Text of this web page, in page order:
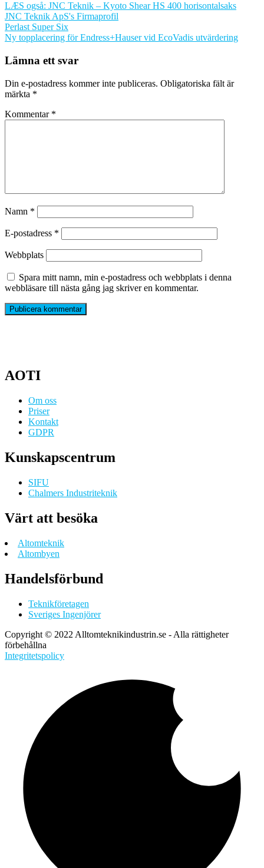
LÆS også: JNC Teknik – Kyoto Shear HS 400 horisontalsaks
JNC Teknik ApS's Firmaprofil
Inläggsnavigering
Perlast Super Six
Ny topplacering för Endress+Hauser vid EcoVadis utvärdering
Lämna ett svar
Din e-postadress kommer inte publiceras. Obligatoriska fält är
märkta *
Kommentar *
Namn *
E-postadress *
Webbplats
Spara mitt namn, min e-postadress och webbplats i denna
webbläsare till nästa gång jag skriver en kommentar.
AOTI
Om oss
Priser
Kontakt
GDPR
Kunskapscentrum
SIFU
Chalmers Industriteknik
Värt att besöka
Altomteknik
Altombyen
Handelsförbund
Teknikföretagen
Sveriges Ingenjörer
Copyright © 2022 Alltomteknikindustrin.se - Alla rättigheter
förbehållna
Integritetspolicy